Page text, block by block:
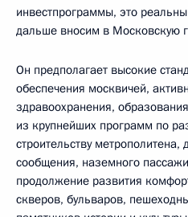
инвестпрограммы, это
дальше вносим в Московскую
Он предполагает высокие
обеспечения москвичей,
здравоохранения,
из крупнейших программ по
строительству метрополитена,
сообщения, наземного
продолжение развития
скверов, бульваров,